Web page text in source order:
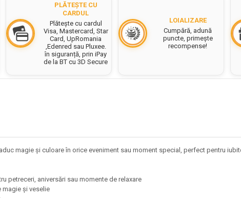
PLĂTEȘTE CU
CARDUL
Plătește cu cardul
Visa, Mastercard, Star
Card, UpRomania
,Edenred sau Pluxee.
în siguranță, prin iPay
de la BT cu 3D Secure
LOIALIZARE
Cumpără, adună
puncte, primește
recompense!
aduc magie și culoare în orice eveniment sau moment special, perfect pentru
petreceri, aniversări sau momente de relaxare
magie și veselie